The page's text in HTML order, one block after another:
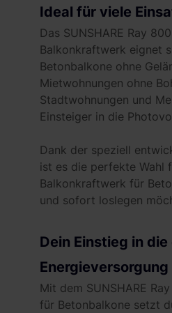
Ideal für viele
Das SUNSHARE Ray
Balkonkraftwerk eignet
Betonbalkone ohne
Mietwohnungen ohne
Stadtwohnungen und
Einsteiger in die
Dank der speziell
ist es die perfekte Wahl
Balkonkraftwerk für
und sofort loslegen
Dein Einstieg in die
Energieversorgung
Mit dem SUNSHARE
für Betonbalkone setzt